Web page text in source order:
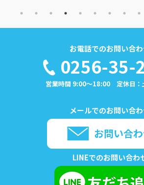
お電話でのお問い合
0256-35-
営業時間 9:00～18:00 定休日：
メールでのお問い合
お問い合
LINEでのお問い合わ